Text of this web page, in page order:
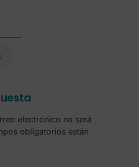
electrónico no será
obligatorios están